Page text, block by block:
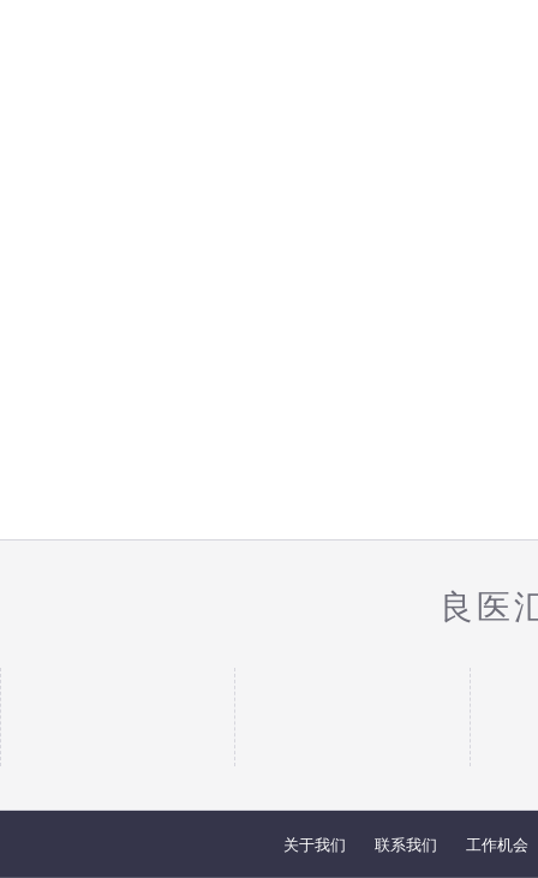
良医
关于我们 联系我们 工作机会